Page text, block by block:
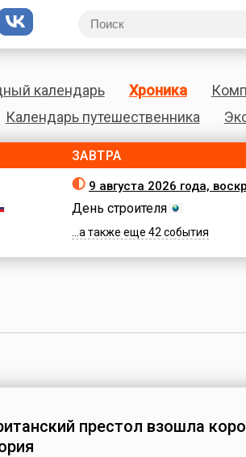
календарь Хроника
Календарь путешественника
ЗАВТРА
9 августа 2026 года,
День строителя
...а также еще 42 события
престол взошла